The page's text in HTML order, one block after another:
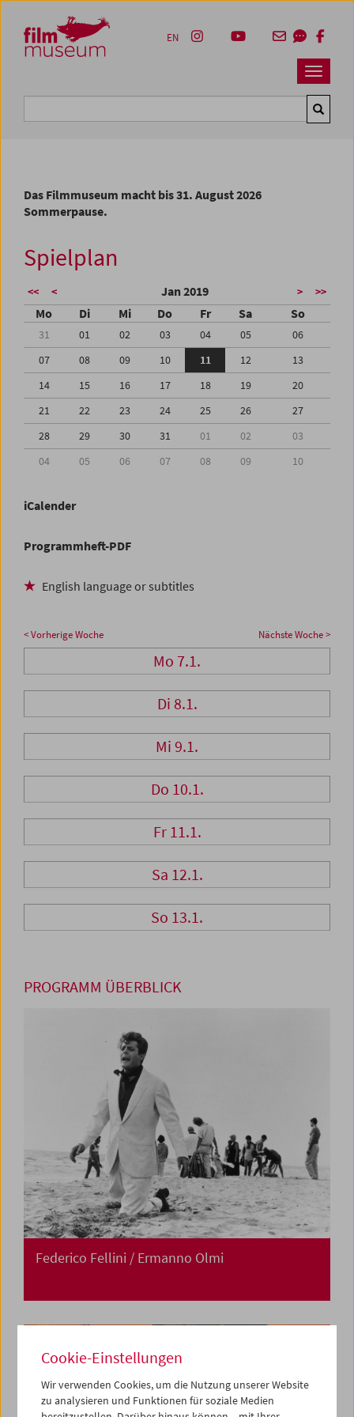
Zum Inhalt
Zum Hauptmenü
Zur Servicenavigation
Zum Suche
Navbar
EN
Das Filmmuseum macht bis 31. August 2026
Sommerpause.
Spielplan
<< < Jan 2019 > >>
Mo Di Mi Do Fr Sa So
31 01 02 03 04 05
06
07
08 09 10 11 12
13
14
15 16 17 18 19
20
21
22 23 24 25 26
27
28
29 30 31 01 02
03
04
05 06 07 08 09 10
iCalender
Programmheft-PDF
English language or subtitles
< Vorherige Woche Nächste Woche >
Mo 7.1.
Di 8.1.
Mi 9.1.
Do 10.1.
Fr 11.1.
Sa 12.1.
So 13.1.
PROGRAMM ÜBERBLICK
Federico Fellini / Ermanno Olmi
Cookie-Einstellungen
Wir verwenden Cookies, um die Nutzung unserer Website
zu analysieren und Funktionen für soziale Medien